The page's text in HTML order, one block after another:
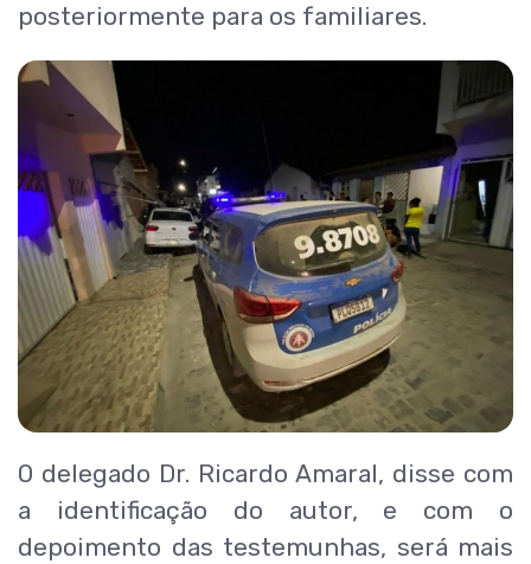
posteriormente para os familiares.
O delegado Dr. Ricardo Amaral, disse com
a identificação do autor, e com o
depoimento das testemunhas, será mais